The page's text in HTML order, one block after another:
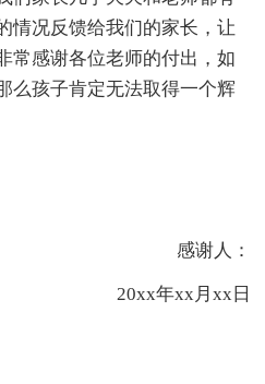
情况反馈给我们的家长，让
常感谢各位老师的付出，如
么孩子肯定无法取得一个辉
感谢人：
20xx年xx月xx日